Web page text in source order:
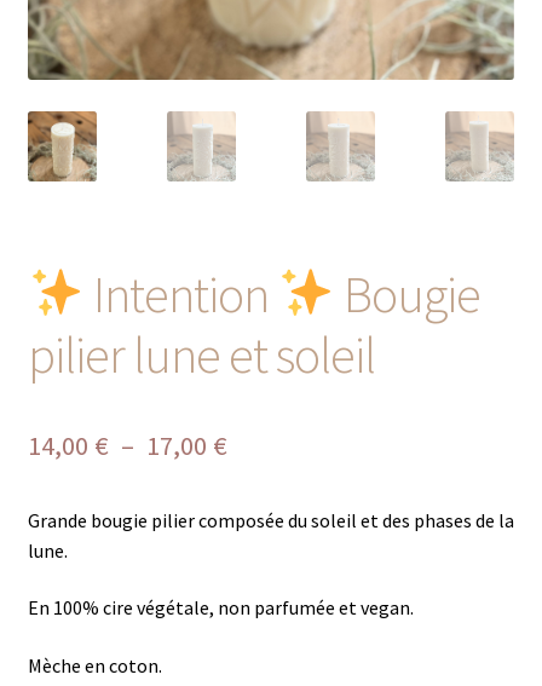
Intention
Bougie
pilier lune et soleil
14,00 € – 17,00 €Plage
prix :
à
Grande bougie pilier composée du soleil et des phases de la
lune.
En 100% cire végétale, non parfumée et vegan.
Mèche en coton.